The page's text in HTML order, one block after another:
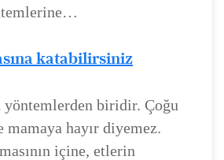
katabilirsiniz
biridir. Çoğu
mamaya hayır diyemez.
içine, etlerin